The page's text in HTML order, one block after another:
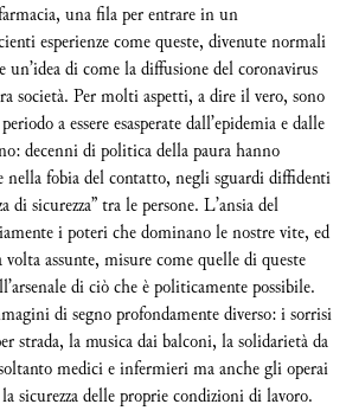
una fila per entrare in un
esperienze come queste, divenute normali
di come la diffusione del coronavirus
società. Per molti aspetti, a dire il vero, sono
a essere esasperate dall’epidemia e dalle
decenni di politica della paura hanno
nella fobia del contatto, negli sguardi diffidenti
di sicurezza” tra le persone. L’ansia del
i poteri che dominano le nostre vite, ed
assunte, misure come quelle di queste
di ciò che è politicamente possibile.
di segno profondamente diverso: i sorrisi
strada, la musica dai balconi, la solidarietà da
medici e infermieri ma anche gli operai
sicurezza delle proprie condizioni di lavoro.